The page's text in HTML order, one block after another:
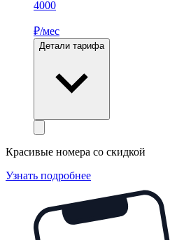
4000
₽/мес
Детали тарифа
Красивые номера со скидкой
Узнать подробнее